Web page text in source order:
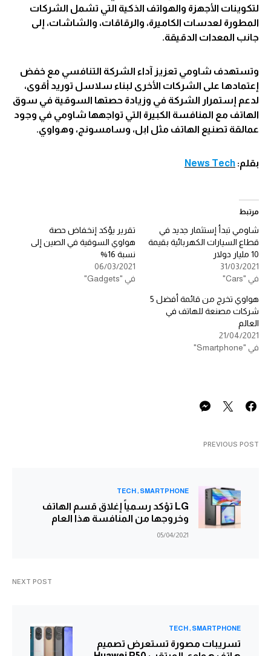
لتكوينات الأجهزة والهواتف الذكية التي تشمل الشركات
المطورة لعدسات الكاميرة، والرقاقات، والشاشات، إلى
جانب المعدات الدقيقة.
وتستهدف شاومي تعزيز آداء الشركة التنافسي مع خفض
إعتمادها على الشركات الأخرى لبناء سلاسل توريد أقوى،
لدعم إستمرار الشركة في وزيادة حصتها السوقية في سوق
الهاتف مع المنافسة الكبيرة التي تواجهها شاومي في وجود
عمالقة تصنيع الهاتف مثل ابل، وسامسونج، وهواوي.
بقلم: News Tech
مرتبط
شاومي تبدأ إستثمار جديد في
قطاع السيارات الكهربائية بقيمة
10 مليار دولار
31/03/2021
في "Cars"
تقرير يؤكد إنخفاض حصة
هواوي السوقية في الصين إلى
نسبة 16%
06/03/2021
في "Gadgets"
هواوي تخرج من قائمة أفضل 5
شركات مصنعة للهاتف في
العالم
21/04/2021
في "Smartphone"
PREVIOUS POST
SMARTPHONE
TECH
LG تؤكد رسمياً إغلاق قسم الهاتف
وخروجها من المنافسة هذا العام
05/04/2021
NEXT POST
SMARTPHONE
TECH
تسريبات مصورة تستعرض تصميم